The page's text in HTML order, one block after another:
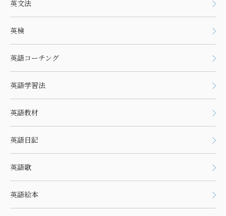
英文法
英検
英語コーチング
英語学習法
英語教材
英語日記
英語歌
英語絵本